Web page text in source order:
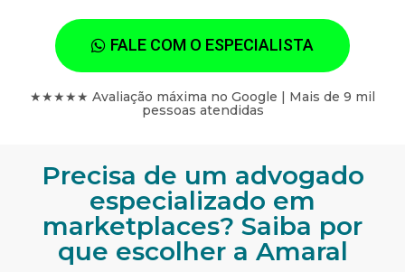
FALE COM O ESPECIALISTA
★★★★★ Avaliação máxima no Google | Mais de 9 mil
pessoas atendidas
Precisa de um advogado
especializado em
marketplaces? Saiba por
que escolher a Amaral